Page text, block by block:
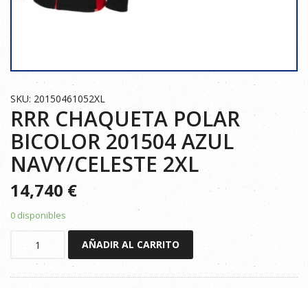
SKU: 20150461052XL
RRR CHAQUETA POLAR
BICOLOR 201504 AZUL
NAVY/CELESTE 2XL
14,740€
0 disponibles
AÑADIR AL CARRITO